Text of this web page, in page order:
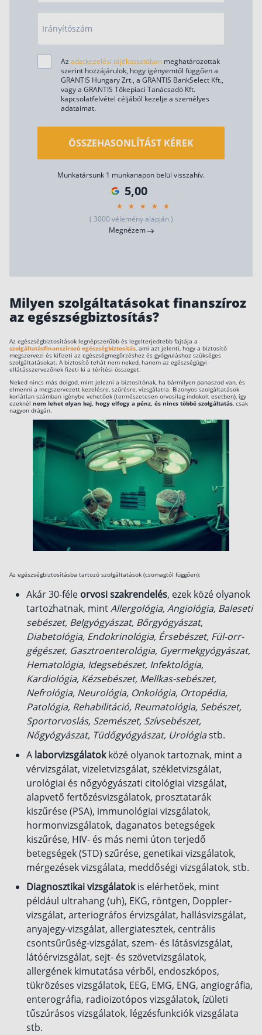
Irányítószám
Az adatkezelési tájékoztatóban meghatározottak
szerint hozzájárulok, hogy igényemtől függően a
GRANTIS Hungary Zrt., a GRANTIS BankSelect Kft.,
vagy a GRANTIS Tőkepiaci Tanácsadó Kft.
kapcsolatfelvétel céljából kezelje a személyes
adataimat.
ÖSSZEHASONLÍTÁST KÉREK
Munkatársunk 1 munkanapon belül visszahív.
5,00
( 3000 vélemény alapján )
Megnézem
Milyen szolgáltatásokat finanszíroz
az egészségbiztosítás?
Az egészségbiztosítások legnépszerűbb és legelterjedtebb fajtája a
szolgáltatásfinanszírozó egészségbiztosítás, ami azt jelenti, hogy a biztosító
megszervezi és kifizeti az egészségmegőrzéshez és gyógyuláshoz szükséges
szolgáltatásokat. A biztosító tehát nem neked, hanem az egészségügyi
ellátásszervezőnek fizeti ki a térítési összeget.
Neked nincs más dolgod, mint jelezni a biztosítónak, ha bármilyen panaszod van, és
elmenni a megszervezett kezelésre, szűrésre, vizsgálatra. Bizonyos szolgáltatások
korlátlan számban igénybe vehetőek (természetesen orvosilag indokolt esetben), így
ezeknél nem lehet olyan baj, hogy elfogy a pénz, és nincs többé szolgáltatás, csak
nagyon drágán.
Az egészségbiztosításba tartozó szolgáltatások (csomagtól függően):
Akár 30-féle orvosi szakrendelés, ezek közé olyanok
tartozhatnak, mintAllergológia, Angiológia, Baleseti
sebészet, Belgyógyászat, Bőrgyógyászat,
Diabetológia, Endokrinológia, Érsebészet, Fül-orr-
gégészet, Gasztroenterológia, Gyermekgyógyászat,
Hematológia, Idegsebészet, Infektológia,
Kardiológia, Kézsebészet, Mellkas-sebészet,
Nefrológia, Neurológia, Onkológia, Ortopédia,
Patológia, Rehabilitáció, Reumatológia, Sebészet,
Sportorvoslás, Szemészet, Szívsebészet,
Nőgyógyászat, Tüdőgyógyászat, Urológiastb.
A laborvizsgálatokközé olyanok tartoznak, mint a
vérvizsgálat, vizeletvizsgálat, székletvizsgálat,
urológiai és nőgyógyászati citológiai vizsgálat,
alapvető fertőzésvizsgálatok, prosztatarák
kiszűrése (PSA), immunológiai vizsgálatok,
hormonvizsgálatok, daganatos betegségek
kiszűrése, HIV- és más nemi úton terjedő
betegségek (STD) szűrése, genetikai vizsgálatok,
mérgezések vizsgálata, meddőségi vizsgálatok, stb.
Diagnosztikai vizsgálatokis elérhetőek, mint
például ultrahang (uh), EKG, röntgen, Doppler-
vizsgálat, arteriográfos érvizsgálat, hallásvizsgálat,
anyajegy-vizsgálat, allergiatesztek, centrális
csontsűrűség-vizsgálat, szem- és látásvizsgálat,
látóérvizsgálat, sejt- és szövetvizsgálatok,
allergének kimutatása vérből, endoszkópos,
tükrözéses vizsgálatok, EEG, EMG, ENG, angiográfia,
enterográfia, radioizotópos vizsgálatok, ízületi
tűszúrásos vizsgálatok, légzésfunkciók vizsgálata
stb.